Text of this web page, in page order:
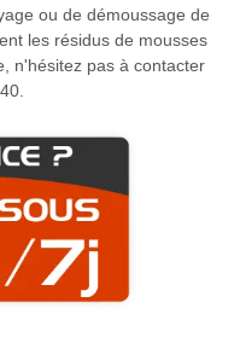
ou de démoussage de
les résidus de mousses
n'hésitez pas à contacter